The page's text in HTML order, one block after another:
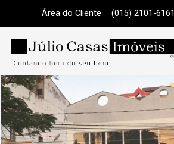
Área do Cliente (015) 2101-6161